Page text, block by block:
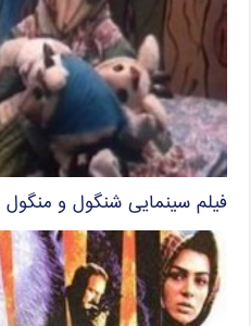
فیلم سینمایی شنگول و منگول